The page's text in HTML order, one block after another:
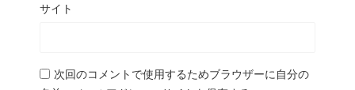
サイト
次回のコメントで使用するためブラウザーに自分の